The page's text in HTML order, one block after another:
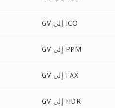
GV إلى ICO
GV إلى PPM
GV إلى FAX
GV إلى HDR